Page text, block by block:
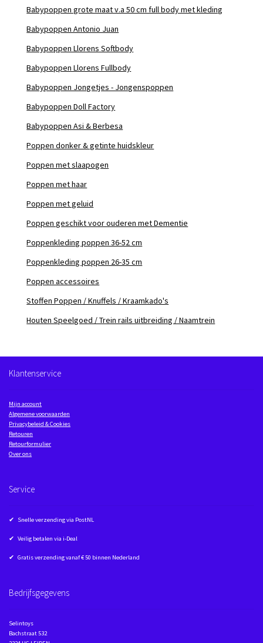
Babypoppen grote maat v.a 50 cm full body met kleding
Babypoppen Antonio Juan
Babypoppen Llorens Softbody
Babypoppen Llorens Fullbody
Babypoppen Jongetjes - Jongenspoppen
Babypoppen Doll Factory
Babypoppen Asi & Berbesa
Poppen donker & getinte huidskleur
Poppen met slaapogen
Poppen met haar
Poppen met geluid
Poppen geschikt voor ouderen met Dementie
Poppenkleding poppen 36-52 cm
Poppenkleding poppen 26-35 cm
Poppen accessoires
Stoffen Poppen / Knuffels / Kraamkado's
Houten Speelgoed / Trein rails uitbreiding / Naamtrein
Klantenservice
Mijn account
Algemene voorwaarden
Privacybeleid & Cookies
Retouren
Retourformulier
Over ons
Service
✔ Snelle verzending via PostNL
✔ Veilig betalen via i-Deal
✔ Gratis verzending vanaf € 50 binnen Nederland
Bedrijfsgegevens
Selintoys
Bachstraat 532